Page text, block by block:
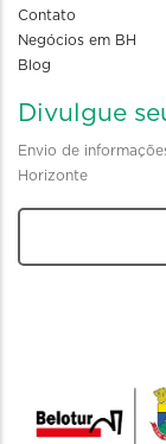
Contato
Negócios em BH
Blog
Divulgue
Envio de
Horizonte